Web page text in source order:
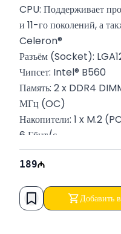
CPU: Поддерживает
и 11-го поколений, а
Celeron®
Разъём (Socket):
Чипсет: Intel® B560
Память: 2 x DDR4
МГц (OC)
Накопители: 1 x M.2
6 Гбит/с
Слоты: 1 x PCIe 4.0
Сеть: Intel® I219V
Гарантия: 12 месяцев
189
Добавить